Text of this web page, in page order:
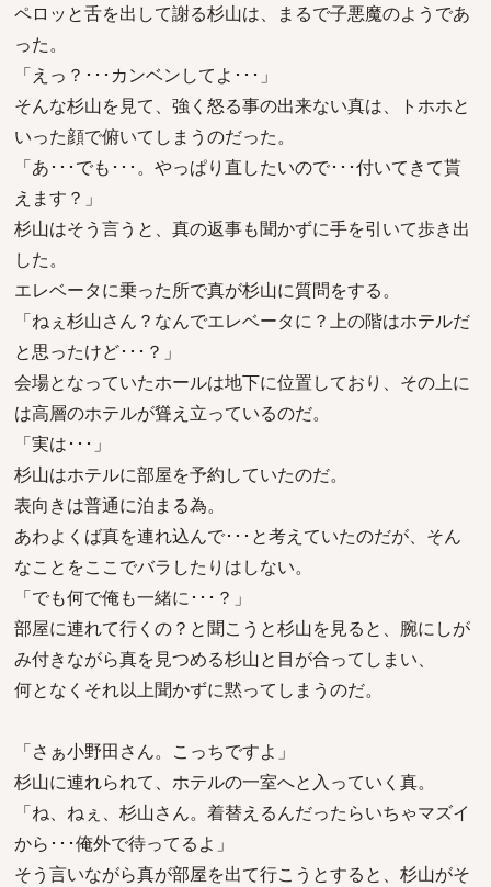
ペロッと舌を出して謝る杉山は、まるで子悪魔のようであ
った。
「えっ？･･･カンベンしてよ･･･」
そんな杉山を見て、強く怒る事の出来ない真は、トホホと
いった顔で俯いてしまうのだった。
「あ･･･でも･･･。やっぱり直したいので･･･付いてきて貰
えます？」
杉山はそう言うと、真の返事も聞かずに手を引いて歩き出
した。
エレベータに乗った所で真が杉山に質問をする。
「ねぇ杉山さん？なんでエレベータに？上の階はホテルだ
と思ったけど･･･？」
会場となっていたホールは地下に位置しており、その上に
は高層のホテルが聳え立っているのだ。
「実は･･･」
杉山はホテルに部屋を予約していたのだ。
表向きは普通に泊まる為。
あわよくば真を連れ込んで･･･と考えていたのだが、そん
なことをここでバラしたりはしない。
「でも何で俺も一緒に･･･？」
部屋に連れて行くの？と聞こうと杉山を見ると、腕にしが
み付きながら真を見つめる杉山と目が合ってしまい、
何となくそれ以上聞かずに黙ってしまうのだ。
「さぁ小野田さん。こっちですよ」
杉山に連れられて、ホテルの一室へと入っていく真。
「ね、ねぇ、杉山さん。着替えるんだったらいちゃマズイ
から･･･俺外で待ってるよ」
そう言いながら真が部屋を出て行こうとすると、杉山がそ